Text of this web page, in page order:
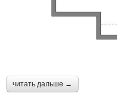
читать дальше →